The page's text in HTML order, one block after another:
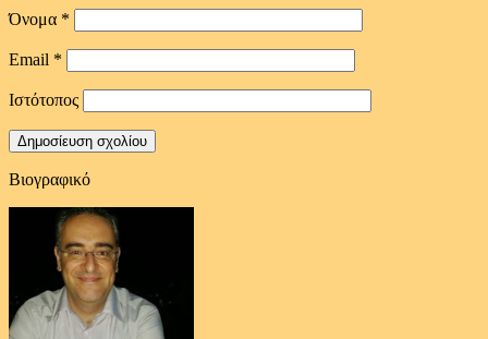
Όνομα *
Email *
Ιστότοπος
Βιογραφικό